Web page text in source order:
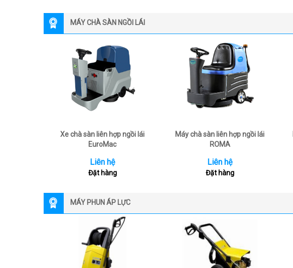
MÁY CHÀ SÀN NGỒI LÁI
Xe chà sàn liên hợp ngồi lái
EuroMac
Liên hệ
Đặt hàng
Máy chà sàn liên hợp ngồi lái
ROMA
Liên hệ
Đặt hàng
MÁY PHUN ÁP LỰC